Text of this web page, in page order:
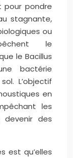
pour pondre
stagnante,
ou
le
le Bacillus
bactérie
L’objectif
en
les
des
est qu’elles